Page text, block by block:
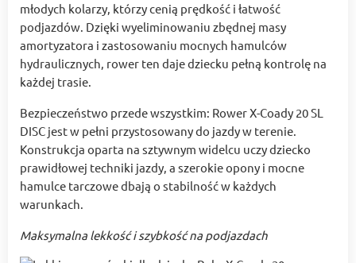
młodych kolarzy, którzy cenią prędkość i łatwość
podjazdów. Dzięki wyeliminowaniu zbędnej masy
amortyzatora i zastosowaniu mocnych hamulców
hydraulicznych, rower ten daje dziecku pełną kontrolę na
każdej trasie.
Bezpieczeństwo przede wszystkim: Rower X-Coady 20 SL
DISC jest w pełni przystosowany do jazdy w terenie.
Konstrukcja oparta na sztywnym widelcu uczy dziecko
prawidłowej techniki jazdy, a szerokie opony i mocne
hamulce tarczowe dbają o stabilność w każdych
warunkach.
Maksymalna lekkość i szybkość na podjazdach